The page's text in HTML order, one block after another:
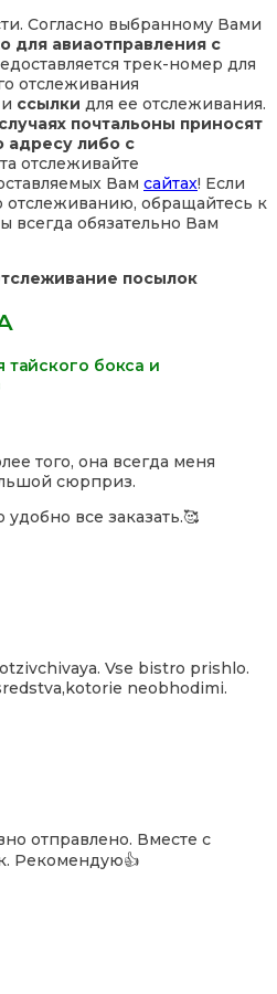
Согласно выбранному Вами
для авиаотправления с
трек-номер для
отслеживания
ссылки для ее отслеживания.
почтальоны приносят
адресу либо с
отслеживайте
Вам сайтах! Если
отслеживанию, обращайтесь к
обязательно Вам
посылок
тайского бокса и
того, она всегда меня
сюрприз.
все заказать.🥰
Vse bistro prishlo.
neobhodimi.
отправлено. Вместе с
Рекомендую👍